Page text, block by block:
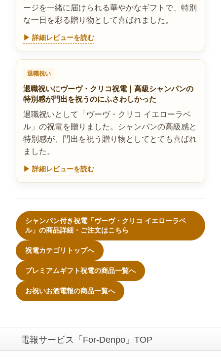
ージを一緒に届けられる華やかなギフトで、特別
な一日を彩る贈り物として喜ばれました。
▶ 詳細レビューを読む
退職祝い
退職祝いにヴーヴ・クリコ祝電｜高級シャンパンの
特別感が門出を祝うのにふさわしかった
退職祝いとして「ヴーヴ・クリコ イエローラベ
ル」の祝電を贈りました。シャンパンの高級感と
特別感が、門出を祝う贈り物としてとても喜ばれ
ました。
▶ 詳細レビューを読む
シャンパン付き祝電「ヴーヴ・クリコ イエローラベ
ル」の商品詳細・ご注文はこちら
祝電カテゴリトップへ
プレミアムギフト祝電の商品一覧へ
お祝いお酒電報の商品一覧へ
電報サービス「For-Denpo」TOP